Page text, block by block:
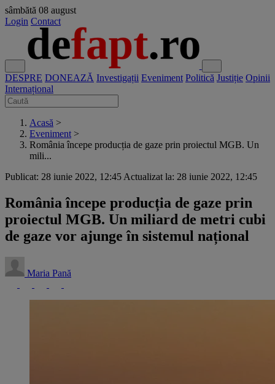
sâmbătă 08 august
Login Contact
DESPRE DONEAZĂ Investigații Eveniment Politică Justiție Opinii
Internațional
Acasă >
Eveniment >
România începe producția de gaze prin proiectul MGB. Un
mili...
Publicat: 28 iunie 2022, 12:45 Actualizat la: 28 iunie 2022, 12:45
România începe producția de gaze prin
proiectul MGB. Un miliard de metri cubi
de gaze vor ajunge în sistemul național
Maria Pană